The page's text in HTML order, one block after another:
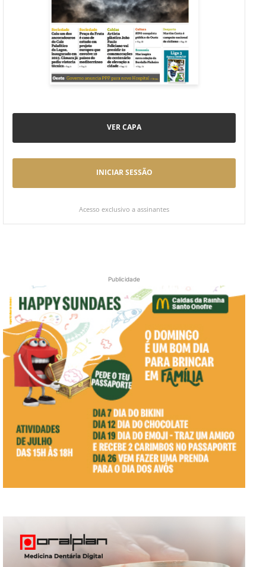
VER CAPA
INICIAR SESSÃO
Acesso exclusivo a assinantes
Publicidade